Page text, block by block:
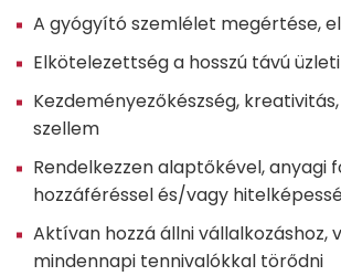
A gyógyító szemlélet megértése,
Elkötelezettség a hosszú távú
Kezdeményezőkészség,
szellem
Rendelkezzen alaptőkével, anyagi
hozzáféréssel és/vagy
Aktívan hozzá állni vállalkozáshoz,
mindennapi tennivalókkal törődni